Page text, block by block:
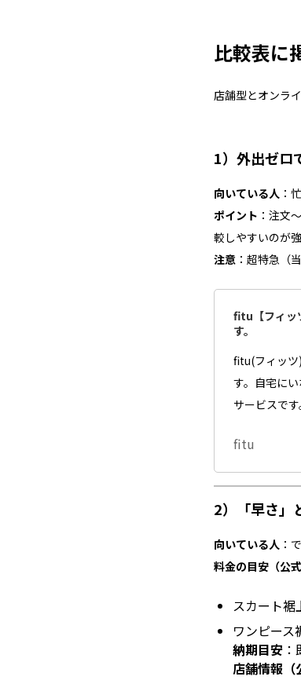
比較表に
店舗型とオンラ
1）外出ゼロ
向いている人 ：
ポイント ：注文
較しやすいのが強
注意 ：超特急（
fitu【フィッ
す。
fitu(フィッツ
す。自宅に
サービスで
fitu
2）「早さ」
向いている人 ：
料金の目安（公
スカート裾
ワンピース
納期目安
店舗情報（